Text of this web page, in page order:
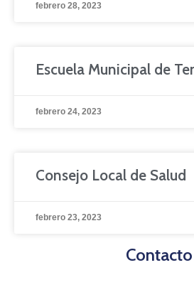
febrero 28, 2023
Escuela Municipal de
febrero 24, 2023
Consejo Local de Salud
febrero 23, 2023
Contacto